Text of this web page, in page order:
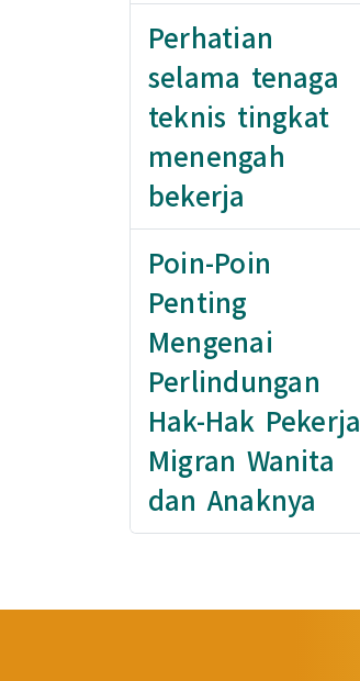
Perhatian
selama tenaga
teknis tingkat
menengah
bekerja
Poin-Poin
Penting
Mengenai
Perlindungan
Hak-Hak Pekerja
Migran Wanita
dan Anaknya